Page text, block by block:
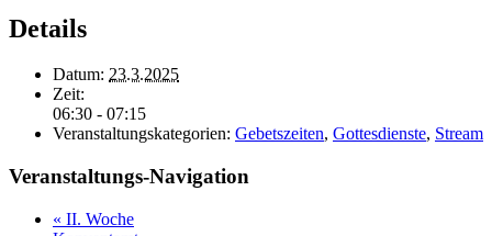
Details
Datum: 23.3.2025
Zeit:
06:30 - 07:15
Veranstaltungskategorien: Gebetszeiten, Gottesdienste, Stream
Veranstaltungs-Navigation
« II. Woche